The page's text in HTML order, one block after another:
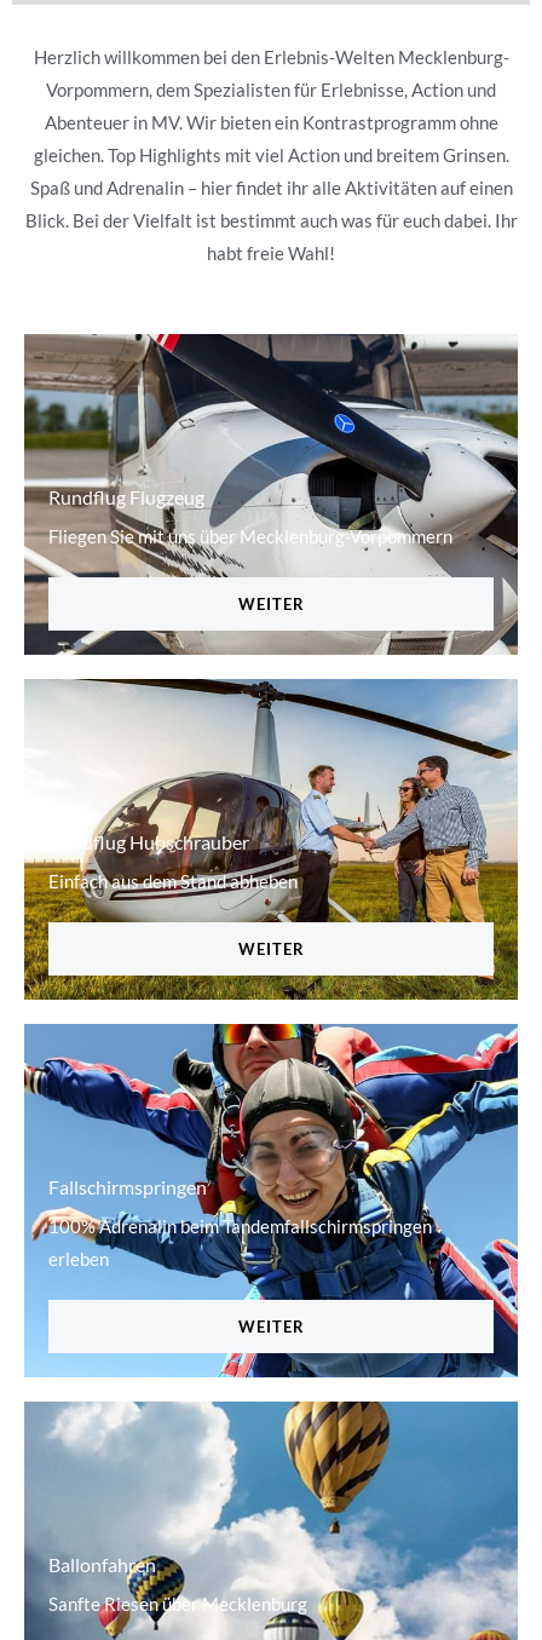
Herzlich willkommen bei den Erlebnis-Welten Mecklenburg-
Vorpommern, dem Spezialisten für Erlebnisse, Action und
Abenteuer in MV. Wir bieten ein Kontrastprogramm ohne
gleichen. Top Highlights mit viel Action und breitem Grinsen.
Spaß und Adrenalin – hier findet ihr alle Aktivitäten auf einen
Blick. Bei der Vielfalt ist bestimmt auch was für euch dabei. Ihr
habt freie Wahl!
Rundflug Flugzeug
Fliegen Sie mit uns über Mecklenburg-Vorpommern
WEITER
Rundflug Hubschrauber
Einfach aus dem Stand abheben
WEITER
Fallschirmspringen
100% Adrenalin beim Tandemfallschirmspringen
erleben
WEITER
Ballonfahren
Sanfte Riesen über Mecklenburg